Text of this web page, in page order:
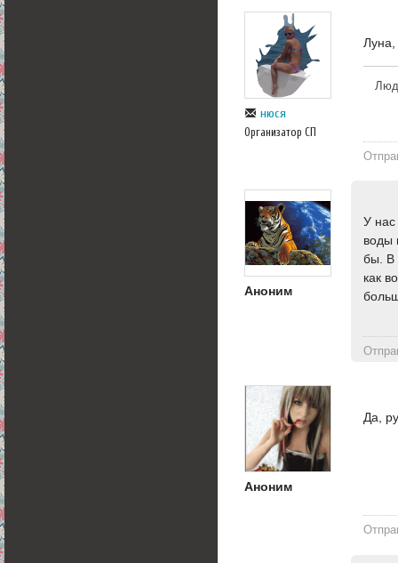
нюся
Организатор СП
Аноним
У нас
воды
бы. В
как
Аноним
Да,